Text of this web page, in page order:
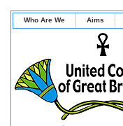
Who Are We Aims